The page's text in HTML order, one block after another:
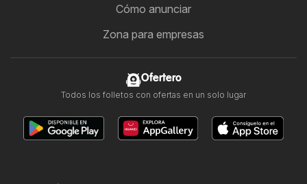
Cómo anunciar
Zona para empresas
Ofertero
Todos los folletos con ofertas en un solo lugar